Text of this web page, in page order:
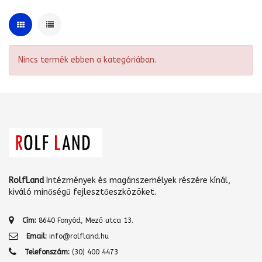
Nincs termék ebben a kategóriában.
RolfLandIntézmények és magánszemélyek részére kínál,
kiváló minőségű fejlesztőeszközöket.
Cím: 8640 Fonyód, Mező utca 13.
Email: info@rolfland.hu
Telefonszám: (30) 400 4473